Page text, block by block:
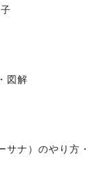
図解
サナ）のやり方・